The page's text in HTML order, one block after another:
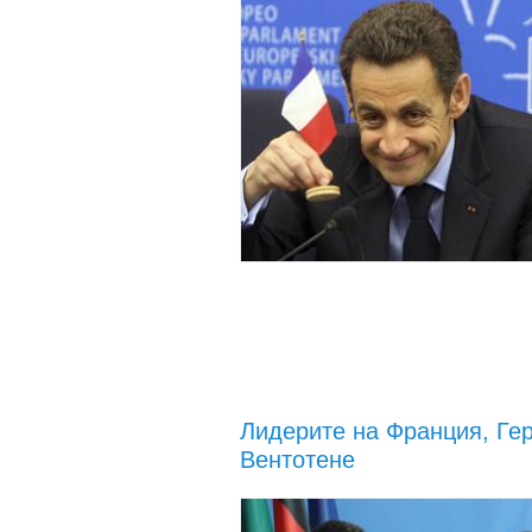
Лидерите на Франция,
Вентотене